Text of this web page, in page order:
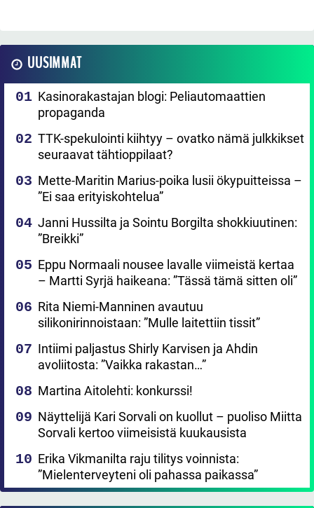
UUSIMMAT
Kasinorakastajan blogi: Peliautomaattien
propaganda
TTK-spekulointi kiihtyy – ovatko nämä julkkikset
seuraavat tähtioppilaat?
Mette-Maritin Marius-poika lusii ökypuitteissa –
”Ei saa erityiskohtelua”
Janni Hussilta ja Sointu Borgilta shokkiuutinen:
”Breikki”
Eppu Normaali nousee lavalle viimeistä kertaa
– Martti Syrjä haikeana: ”Tässä tämä sitten oli”
Rita Niemi-Manninen avautuu
silikonirinnoistaan: ”Mulle laitettiin tissit”
Intiimi paljastus Shirly Karvisen ja Ahdin
avoliitosta: ”Vaikka rakastan…”
Martina Aitolehti: konkurssi!
Näyttelijä Kari Sorvali on kuollut – puoliso Miitta
Sorvali kertoo viimeisistä kuukausista
Erika Vikmanilta raju tilitys voinnista:
”Mielenterveyteni oli pahassa paikassa”